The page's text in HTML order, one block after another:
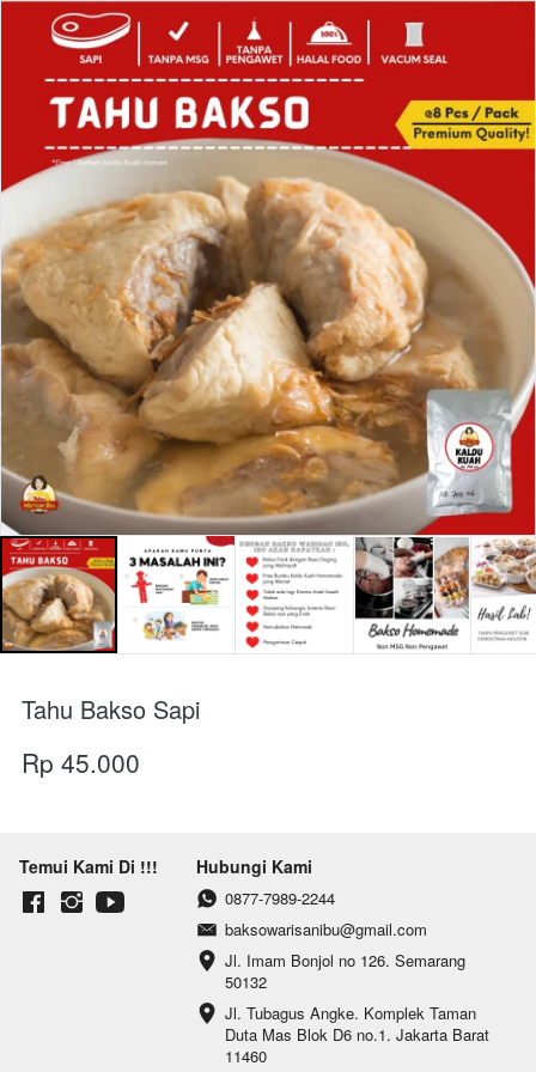
Tahu Bakso Sapi
Rp 45.000
Temui Kami Di !!! Hubungi Kami
0877-7989-2244
baksowarisanibu@gmail.com
Jl. Imam Bonjol no 126. Semarang
50132
Jl. Tubagus Angke. Komplek Taman
Duta Mas Blok D6 no.1. Jakarta Barat
11460